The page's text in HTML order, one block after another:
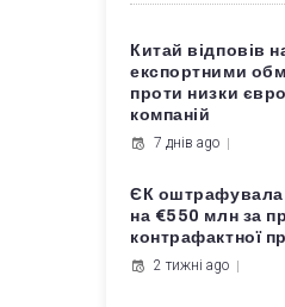
Китай відповів
експортними
проти низки
компаній
7 днів ago
ЄК
на €550 млн за
контрафактної
2 тижні ago